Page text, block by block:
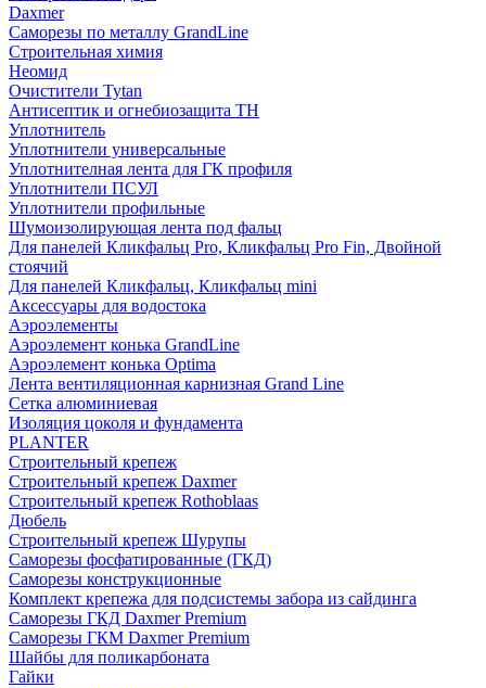
Daxmer
Саморезы по металлу GrandLine
Строительная химия
Неомид
Очистители Tytan
Антисептик и огнебиозащита ТН
Уплотнитель
Уплотнители универсальные
Уплотнителная лента для ГК профиля
Уплотнители ПСУЛ
Уплотнители профильные
Шумоизолирующая лента под фальц
Для панелей Кликфальц Pro, Кликфальц Pro Fin, Двойной
стоячий
Для панелей Кликфальц, Кликфальц mini
Аксессуары для водостока
Аэроэлементы
Аэроэлемент конька GrandLine
Аэроэлемент конька Optima
Лента вентиляционная карнизная Grand Line
Сетка алюминиевая
Изоляция цоколя и фундамента
PLANTER
Строительный крепеж
Строительный крепеж Daxmer
Строительный крепеж Rothoblaas
Дюбель
Строительный крепеж Шурупы
Саморeзы фосфатированные (ГКД)
Саморезы конструкционные
Комплект крепежа для подсистемы забора из сайдинга
Саморезы ГКД Daxmer Premium
Саморезы ГКМ Daxmer Premium
Шайбы для поликарбоната
Гайки